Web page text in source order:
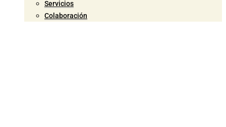
Servicios
Colaboración